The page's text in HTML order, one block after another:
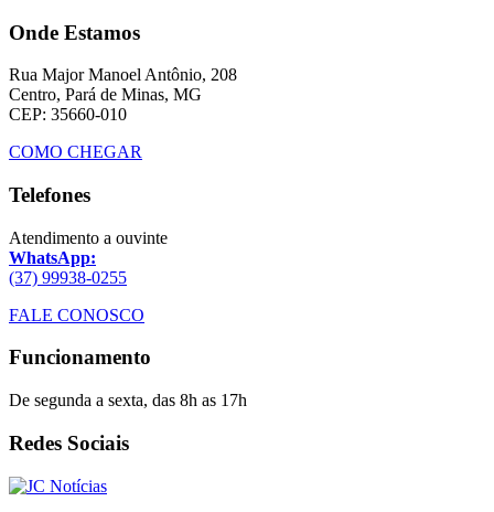
Onde Estamos
Rua Major Manoel Antônio, 208
Centro, Pará de Minas, MG
CEP: 35660-010
COMO CHEGAR
Telefones
Atendimento a ouvinte
WhatsApp:
(37) 99938-0255
FALE CONOSCO
Funcionamento
De segunda a sexta, das 8h as 17h
Redes Sociais